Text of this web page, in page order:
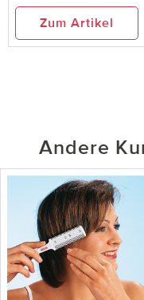
Zum Artikel
Andere